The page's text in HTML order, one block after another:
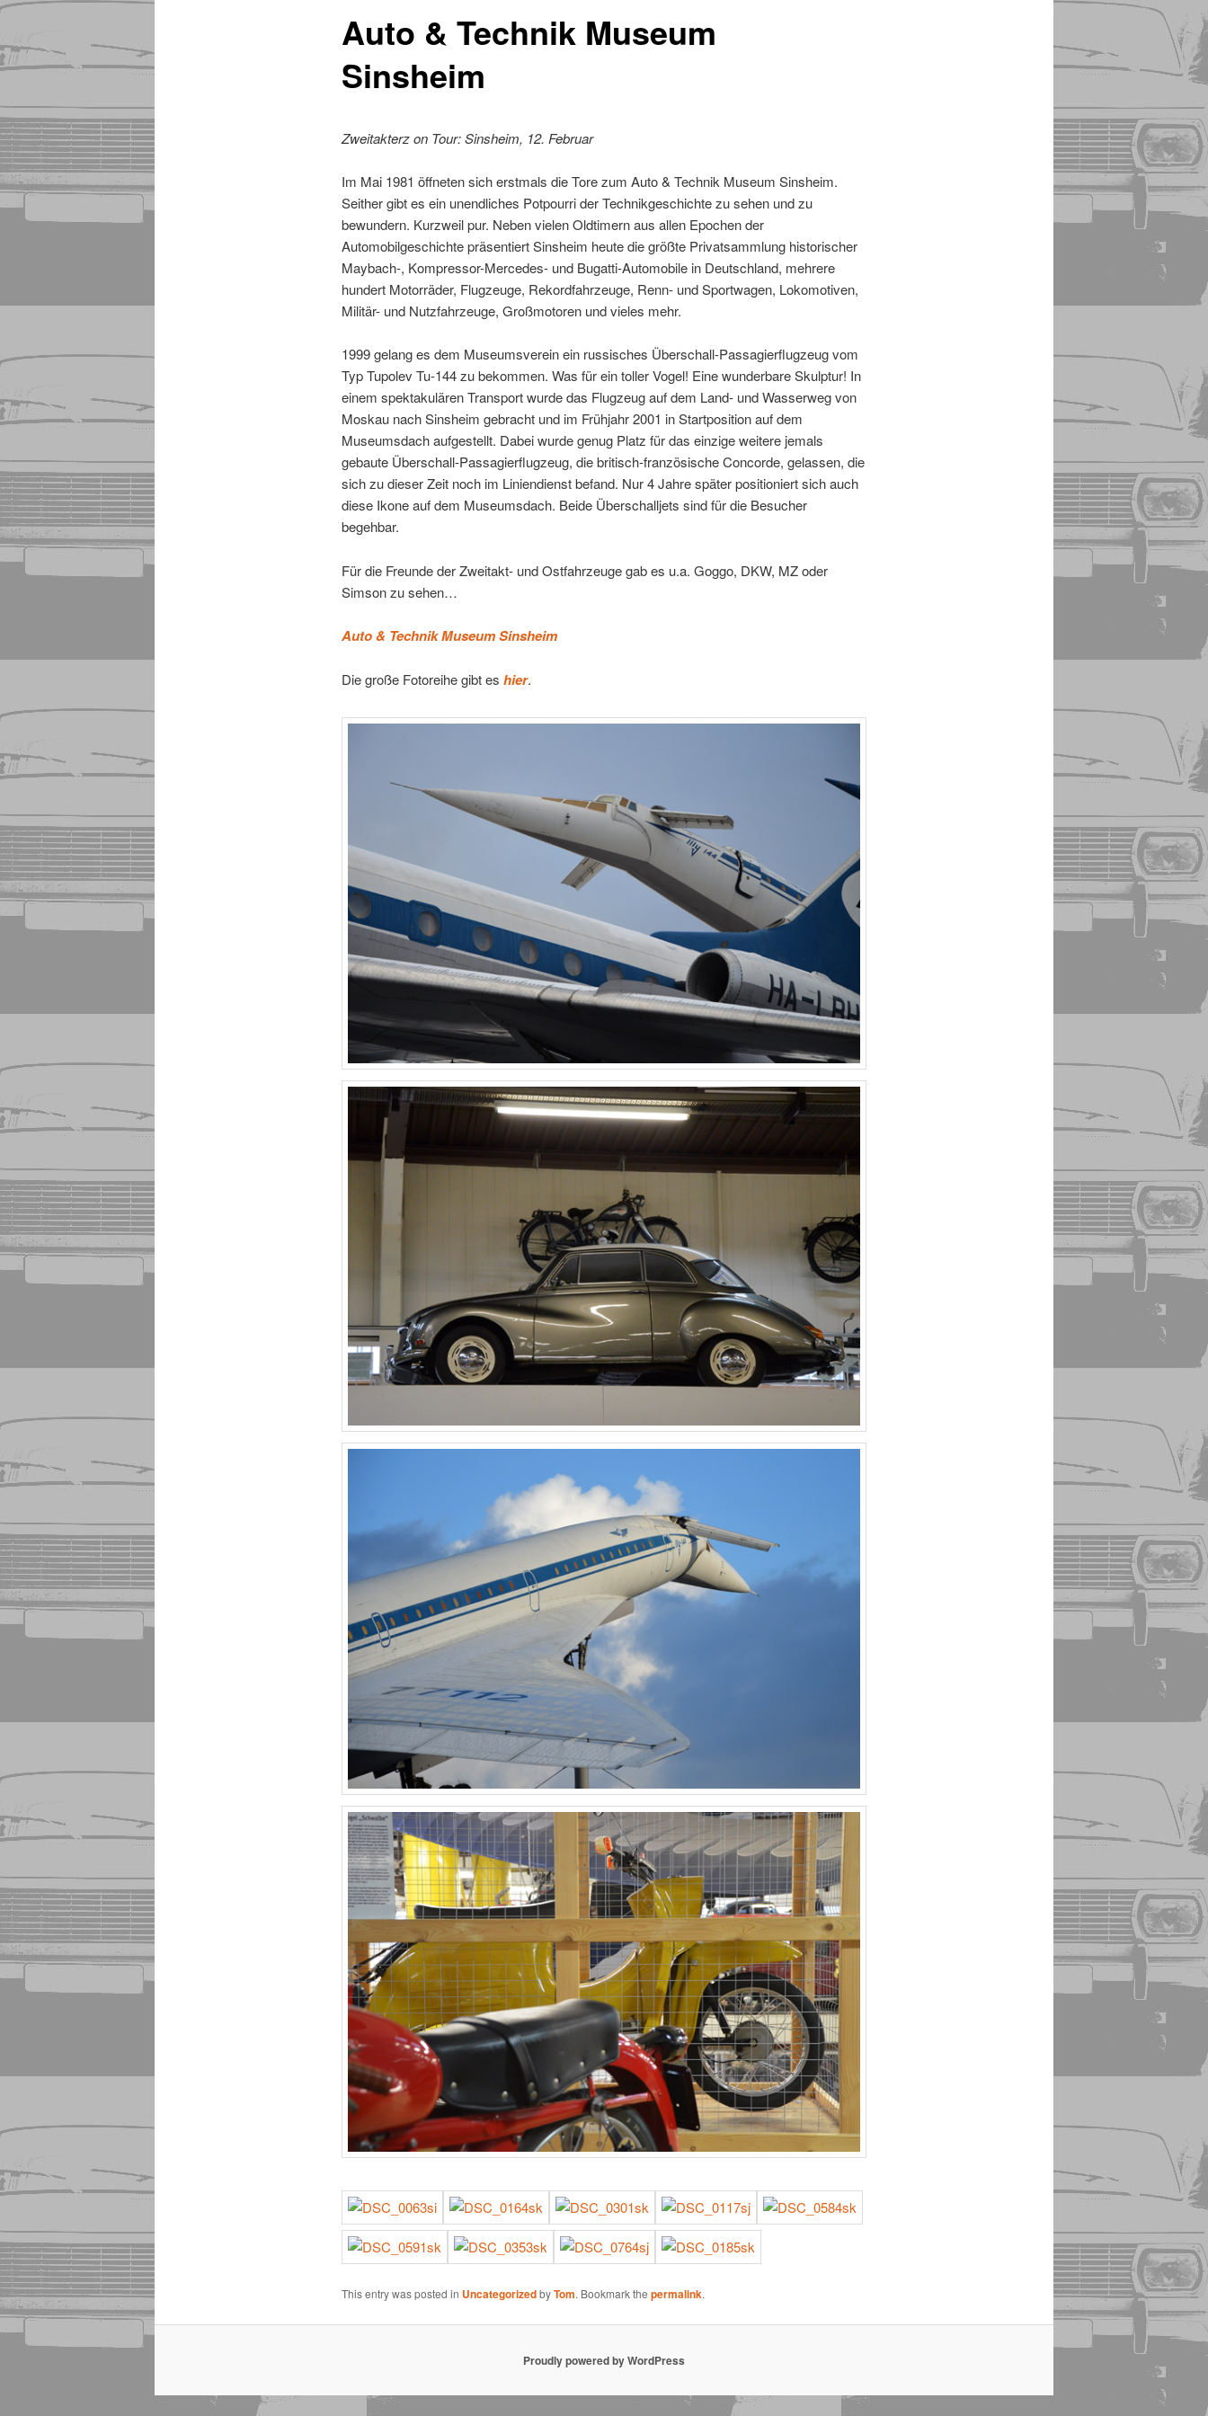
Auto & Technik Museum
Sinsheim
Zweitakterz on Tour: Sinsheim, 12. Februar
Im Mai 1981 öffneten sich erstmals die Tore zum Auto & Technik Museum Sinsheim.
Seither gibt es ein unendliches Potpourri der Technikgeschichte zu sehen und zu
bewundern. Kurzweil pur. Neben vielen Oldtimern aus allen Epochen der
Automobilgeschichte präsentiert Sinsheim heute die größte Privatsammlung historischer
Maybach-, Kompressor-Mercedes- und Bugatti-Automobile in Deutschland, mehrere
hundert Motorräder, Flugzeuge, Rekordfahrzeuge, Renn- und Sportwagen, Lokomotiven,
Militär- und Nutzfahrzeuge, Großmotoren und vieles mehr.
1999 gelang es dem Museumsverein ein russisches Überschall-Passagierflug­zeug vom
Typ Tupolev Tu-144 zu bekommen. Was für ein toller Vogel! Eine wunderbare Skulptur! In
einem spektakulären Transport wurde das Flugzeug auf dem Land- und Wasserweg von
Moskau nach Sinsheim gebracht und im Frühjahr 2001 in Startposition auf dem
Museumsdach aufgestellt. Dabei wurde genug Platz für das einzige weitere jemals
gebaute Überschall-Passagierflugzeug, die britisch-französische Concorde, gelassen, die
sich zu dieser Zeit noch im Liniendienst befand. Nur 4 Jahre später positioniert sich auch
diese Ikone auf dem Museumsdach. Beide Überschalljets sind für die Besucher
begehbar.
Für die Freunde der Zweitakt- und Ostfahrzeuge gab es u.a. Goggo, DKW, MZ oder
Simson zu sehen…
Auto & Technik Museum Sinsheim
Die große Fotoreihe gibt es hier.
This entry was posted in UncategorizedbyTom. Bookmark the permalink.
Proudly powered by WordPress